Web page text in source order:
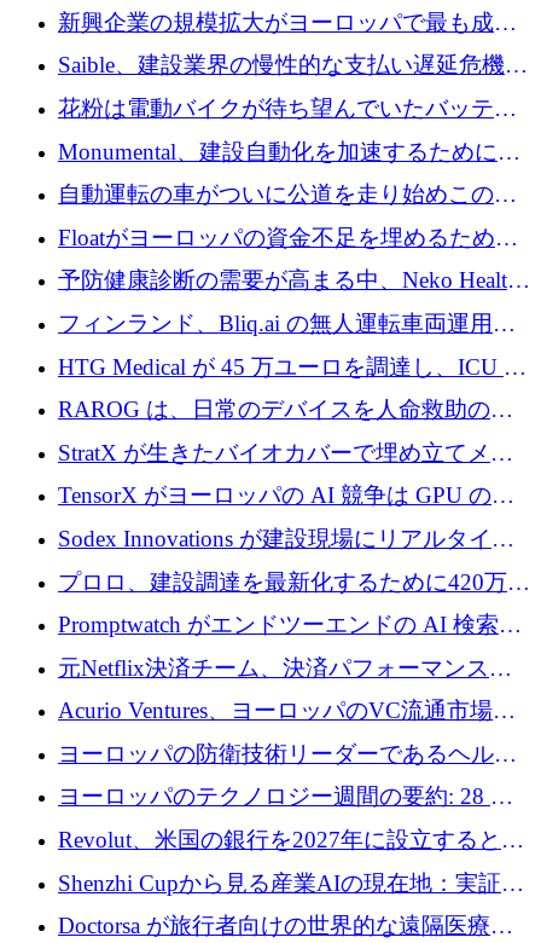
後、アムステルダムに根を張る
新興企業の規模拡大がヨーロッパで最も成功
した創業者を生み出す、アントラー氏が発見
Saible、建設業界の慢性的な支払い遅延危機に
対処するために 290 万ポンドを調達
花粉は電動バイクが待ち望んでいたバッテリ
ー交換ネットワークを構築している
Monumental、建設自動化を加速するためにシ
リーズ B で 3,200 万ドルを確保
自動運転の車がついに公道を走り始めこの国
が世界をリードしようとしている
Floatがヨーロッパの資金不足を埋めるために
シリーズAで450万ユーロを調達
予防健康診断の需要が高まる中、Neko Health
が 7 億ドルを調達
フィンランド、Bliq.ai の無人運転車両運用を
認可
HTG Medical が 45 万ユーロを調達し、ICU の
尿モニタリングを自動化するための MDR 認
証を獲得
RAROG は、日常のデバイスを人命救助の救
助ビーコンに変えるために 16 万 2,000 ユーロ
StratX が生きたバイオカバーで埋め立てメタ
ン対策に 119 万ドルを調達
TensorX がヨーロッパの AI 競争は GPU の所
有者によって決まると考える理由
Sodex Innovations が建設現場にリアルタイム
のインテリジェンスをもたらすために 400 万
ユーロを確保
プロロ、建設調達を最新化するために420万ポ
ンドを調達
Promptwatch がエンドツーエンドの AI 検索最
適化プラットフォームを拡張するために 600
万ユーロを調達
元Netflix決済チーム、決済パフォーマンスプ
ラットフォームNopanのためにこれまでに720
万ユーロを調達
Acurio Ventures、ヨーロッパのVC流通市場の
流動性を解放するために1億1,500万ユーロの
ファンドを立ち上げる
ヨーロッパの防衛技術リーダーであるヘルシ
ングは、180億ドルの評価額で18億ドルのシリ
ヨーロッパのテクノロジー週間の要約: 28 億
ユーロを超える 70 以上のテクノロジー資金調
Revolut、米国の銀行を2027年に設立すると米
国の社長が語る
Shenzhi Cupから見る産業AIの現在地：実証と
産業実装への道筋
Doctorsa が旅行者向けの世界的な遠隔医療プ